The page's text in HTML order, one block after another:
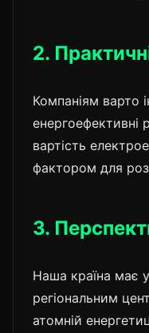
2.
Компаніям варто
енергоефективні
вартість
фактором для
3.
Наша країна має
регіональним
атомній